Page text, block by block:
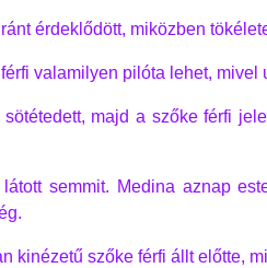
érdeklődött, miközben
valamilyen pilóta lehet,
majd a szőke férfi
semmit. Medina aznap
kinézetű szőke férfi állt előtte,